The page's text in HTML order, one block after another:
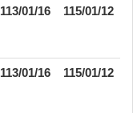
113/01/16 115/01/12
113/01/16 115/01/12